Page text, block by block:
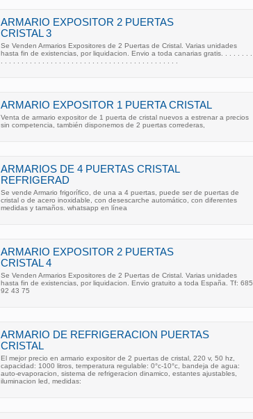
ARMARIO EXPOSITOR 2 PUERTAS
CRISTAL 3
Se Venden Armarios Expositores de 2 Puertas de Cristal. Varias unidades
hasta fin de existencias, por liquidacion. Envio a toda canarias gratis. . . . . . . .
. . . . . . . . . . . . . . . . . . . . . . . . . . . . . . . . . . . . . . . . . . .
ARMARIO EXPOSITOR 1 PUERTA CRISTAL
Venta de armario expositor de 1 puerta de cristal nuevos a estrenar a precios
sin competencia, también disponemos de 2 puertas correderas,
ARMARIOS DE 4 PUERTAS CRISTAL
REFRIGERAD
Se vende Armario frigorífico, de una a 4 puertas, puede ser de puertas de
cristal o de acero inoxidable, con desescarche automático, con diferentes
medidas y tamaños. whatsapp en línea
ARMARIO EXPOSITOR 2 PUERTAS
CRISTAL 4
Se Venden Armarios Expositores de 2 Puertas de Cristal. Varias unidades
hasta fin de existencias, por liquidacion. Envio gratuito a toda España. Tf: 685
92 43 75
ARMARIO DE REFRIGERACION PUERTAS
CRISTAL
El mejor precio en armario expositor de 2 puertas de cristal, 220 v, 50 hz,
capacidad: 1000 litros, temperatura regulable: 0°c-10°c, bandeja de agua:
auto-evaporacion, sistema de refrigeracion dinamico, estantes ajustables,
iluminacion led, medidas: